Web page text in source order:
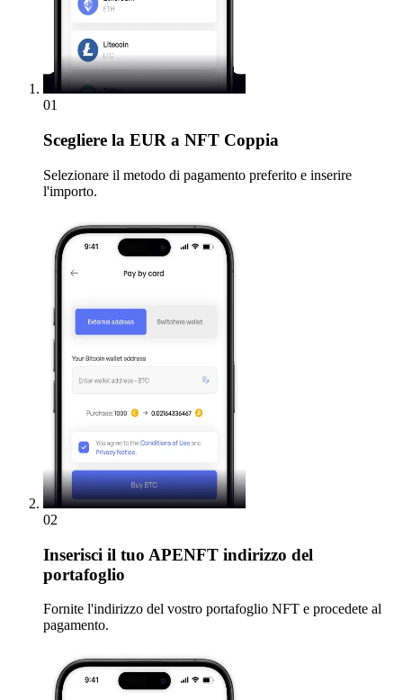
01
Scegliere la EUR a NFT Coppia
Selezionare il metodo di pagamento preferito e inserire
l'importo.
02
Inserisci il tuo APENFT indirizzo del
portafoglio
Fornite l'indirizzo del vostro portafoglio NFT e procedete al
pagamento.